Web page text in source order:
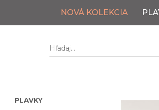
NOVÁ KOLEKCIA
PLAVKY